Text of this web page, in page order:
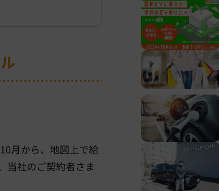
月から、地図上で給
当社のご契約者さま